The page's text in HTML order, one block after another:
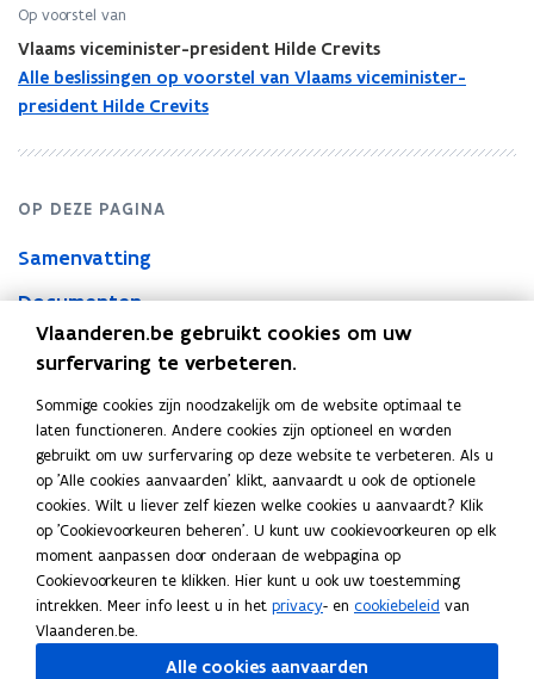
Op voorstel van
Vlaams viceminister-president Hilde Crevits
Alle beslissingen op voorstel van Vlaams viceminister-
president Hilde Crevits
OP DEZE PAGINA
Samenvatting
Documenten
Samenvatting
Ontwerp van omzendbrief KBBJ/HFB 2026/1 over kmo-
toegankelijke overheidsopdrachten
Documenten
V
R
2
0
2
VR 2026 2205 MED.0198-1 OMZ- kmo-
toegankelijke overheidsopdrachten -
mededeling
V
R
2
0
2
PDF • 62,5KB
VR 2026 2205 MED.0198-2 OMZ- kmo-
Vlaanderen.be gebruikt cookies om uw
surfervaring te verbeteren.
Sommige cookies zijn noodzakelijk om de website optimaal te
laten functioneren. Andere cookies zijn optioneel en worden
gebruikt om uw surfervaring op deze website te verbeteren. Als u
op 'Alle cookies aanvaarden' klikt, aanvaardt u ook de optionele
cookies. Wilt u liever zelf kiezen welke cookies u aanvaardt? Klik
op 'Cookievoorkeuren beheren'. U kunt uw cookievoorkeuren op elk
moment aanpassen door onderaan de webpagina op
Cookievoorkeuren te klikken. Hier kunt u ook uw toestemming
intrekken. Meer info leest u in het privacy- en cookiebeleid van
Vlaanderen.be.
Alle cookies aanvaarden